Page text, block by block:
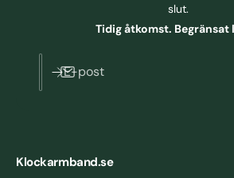
slut.
Tidig åtkomst. Begränsat
E-post
Klockarmband.se